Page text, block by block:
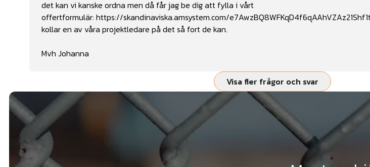
det kan vi kanske ordna men då får jag be dig att fylla i vårt
offertformulär: https://skandinaviska.amsystem.com/
kollar en av våra projektledare på det så fort de kan.
Mvh Johanna
Visa fler frågor och svar